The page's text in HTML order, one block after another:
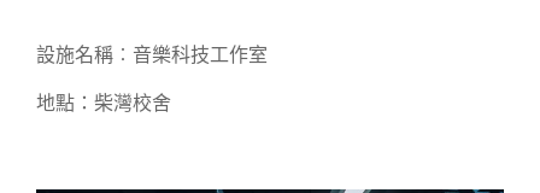
設施名稱︰音樂科技工作室
地點：柴灣校舍